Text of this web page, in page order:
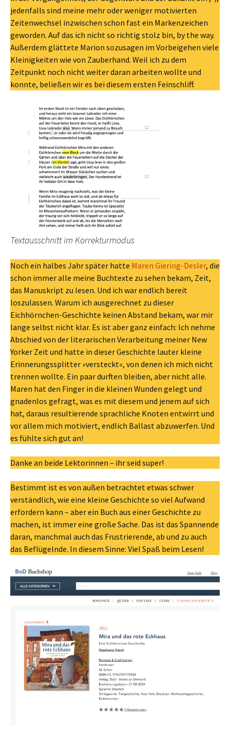
jedenfalls sind meine mehr oder weniger motivierten
Zeitenwechsel inzwischen schon fast ein Markenzeichen
geworden. Auf das ich nicht so richtig stolz bin, by the way.
Außerdem glättete Marion sozusagen im Vorbeigehen viele
Kleinigkeiten wie von Zauberhand. Weil ich zu dem
Zeitpunkt noch nicht weiter daran arbeiten wollte und
konnte, beließen wir es bei diesem ersten Feinschliff.
Textausschnitt im Korrekturmodus
Noch ein halbes Jahr später hatte Maren Giering-Desler, die
schon immer alle meine Buchtexte zu sehen bekam, Zeit,
das Manuskript zu lesen. Und ich war endlich bereit
loszulassen. Warum ich ausgerechnet zu dieser
Eichhörnchen-Geschichte keinen Abstand bekam, war mir
lange selbst nicht klar. Es ist aber ganz einfach: Ich nehme
Abschied von der literarischen Verarbeitung meiner New
Yorker Zeit und hatte in dieser Geschichte lauter kleine
Erinnerungssplitter »versteckt«, von denen ich mich nicht
trennen wollte. Ein paar durften bleiben, aber nicht alle.
Maren hat den Finger in die kleinen Wunden gelegt und
gnadenlos gefragt, was es mit diesem und jenem auf sich
hat, daraus resultierende sprachliche Knoten entwirrt und
vor allem mich motiviert, endlich Ballast abzuwerfen. Und
es fühlte sich gut an!
Danke an beide Lektorinnen – ihr seid super!
Bestimmt ist es von außen betrachtet etwas schwer
verständlich, wie eine kleine Geschichte so viel Aufwand
erfordern kann – aber ein Buch aus einer Geschichte zu
machen, ist immer eine große Sache. Das ist das Spannende
daran, manchmal auch das Frustrierende, ab und zu auch
das Beflügelnde. In diesem Sinne: Viel Spaß beim Lesen!